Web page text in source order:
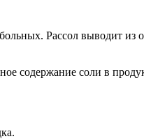
Рассол выводит из
содержание соли в